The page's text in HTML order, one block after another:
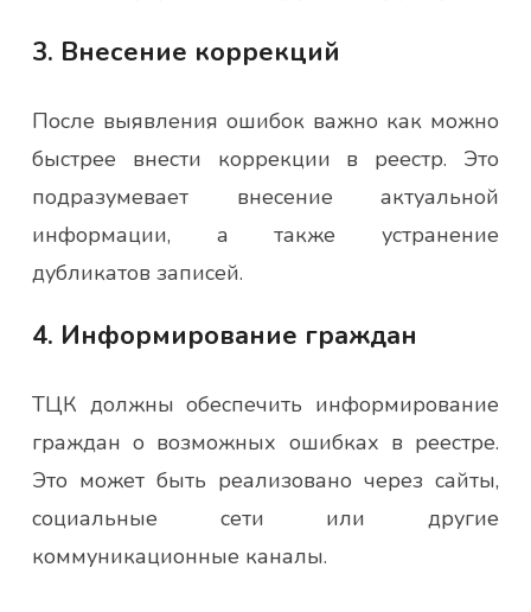
3. Внесение коррекций
После выявления ошибок важно как можно
быстрее внести коррекции в реестр. Это
подразумевает внесение актуальной
информации, а также устранение
дубликатов записей.
4. Информирование граждан
ТЦК должны обеспечить информирование
граждан о возможных ошибках в реестре.
Это может быть реализовано через сайты,
социальные сети или другие
коммуникационные каналы.